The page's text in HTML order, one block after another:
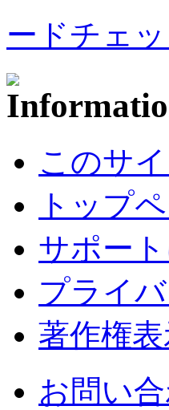
ードチェッ
このサ
トップ
サポー
プライ
著作権
お問い